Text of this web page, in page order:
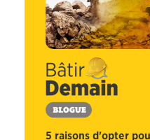
5 raisons d'opter